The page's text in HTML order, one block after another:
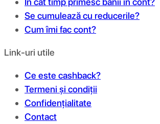
Se cumulează cu reducerile?
Cum îmi fac cont?
Link-uri utile
Ce este cashback?
Termeni și condiții
Confidențialitate
Contact